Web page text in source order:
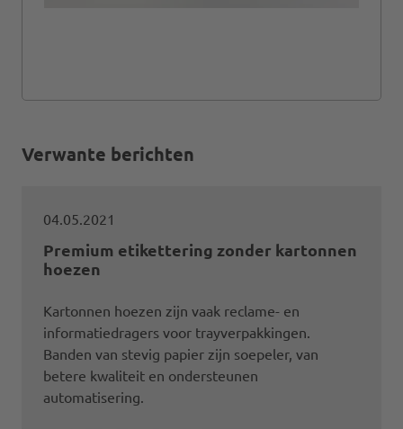
Verwante berichten
04.05.2021
Premium etikettering zonder kartonnen
hoezen
Kartonnen hoezen zijn vaak reclame- en
informatiedragers voor trayverpakkingen.
Banden van stevig papier zijn soepeler, van
betere kwaliteit en ondersteunen
automatisering.